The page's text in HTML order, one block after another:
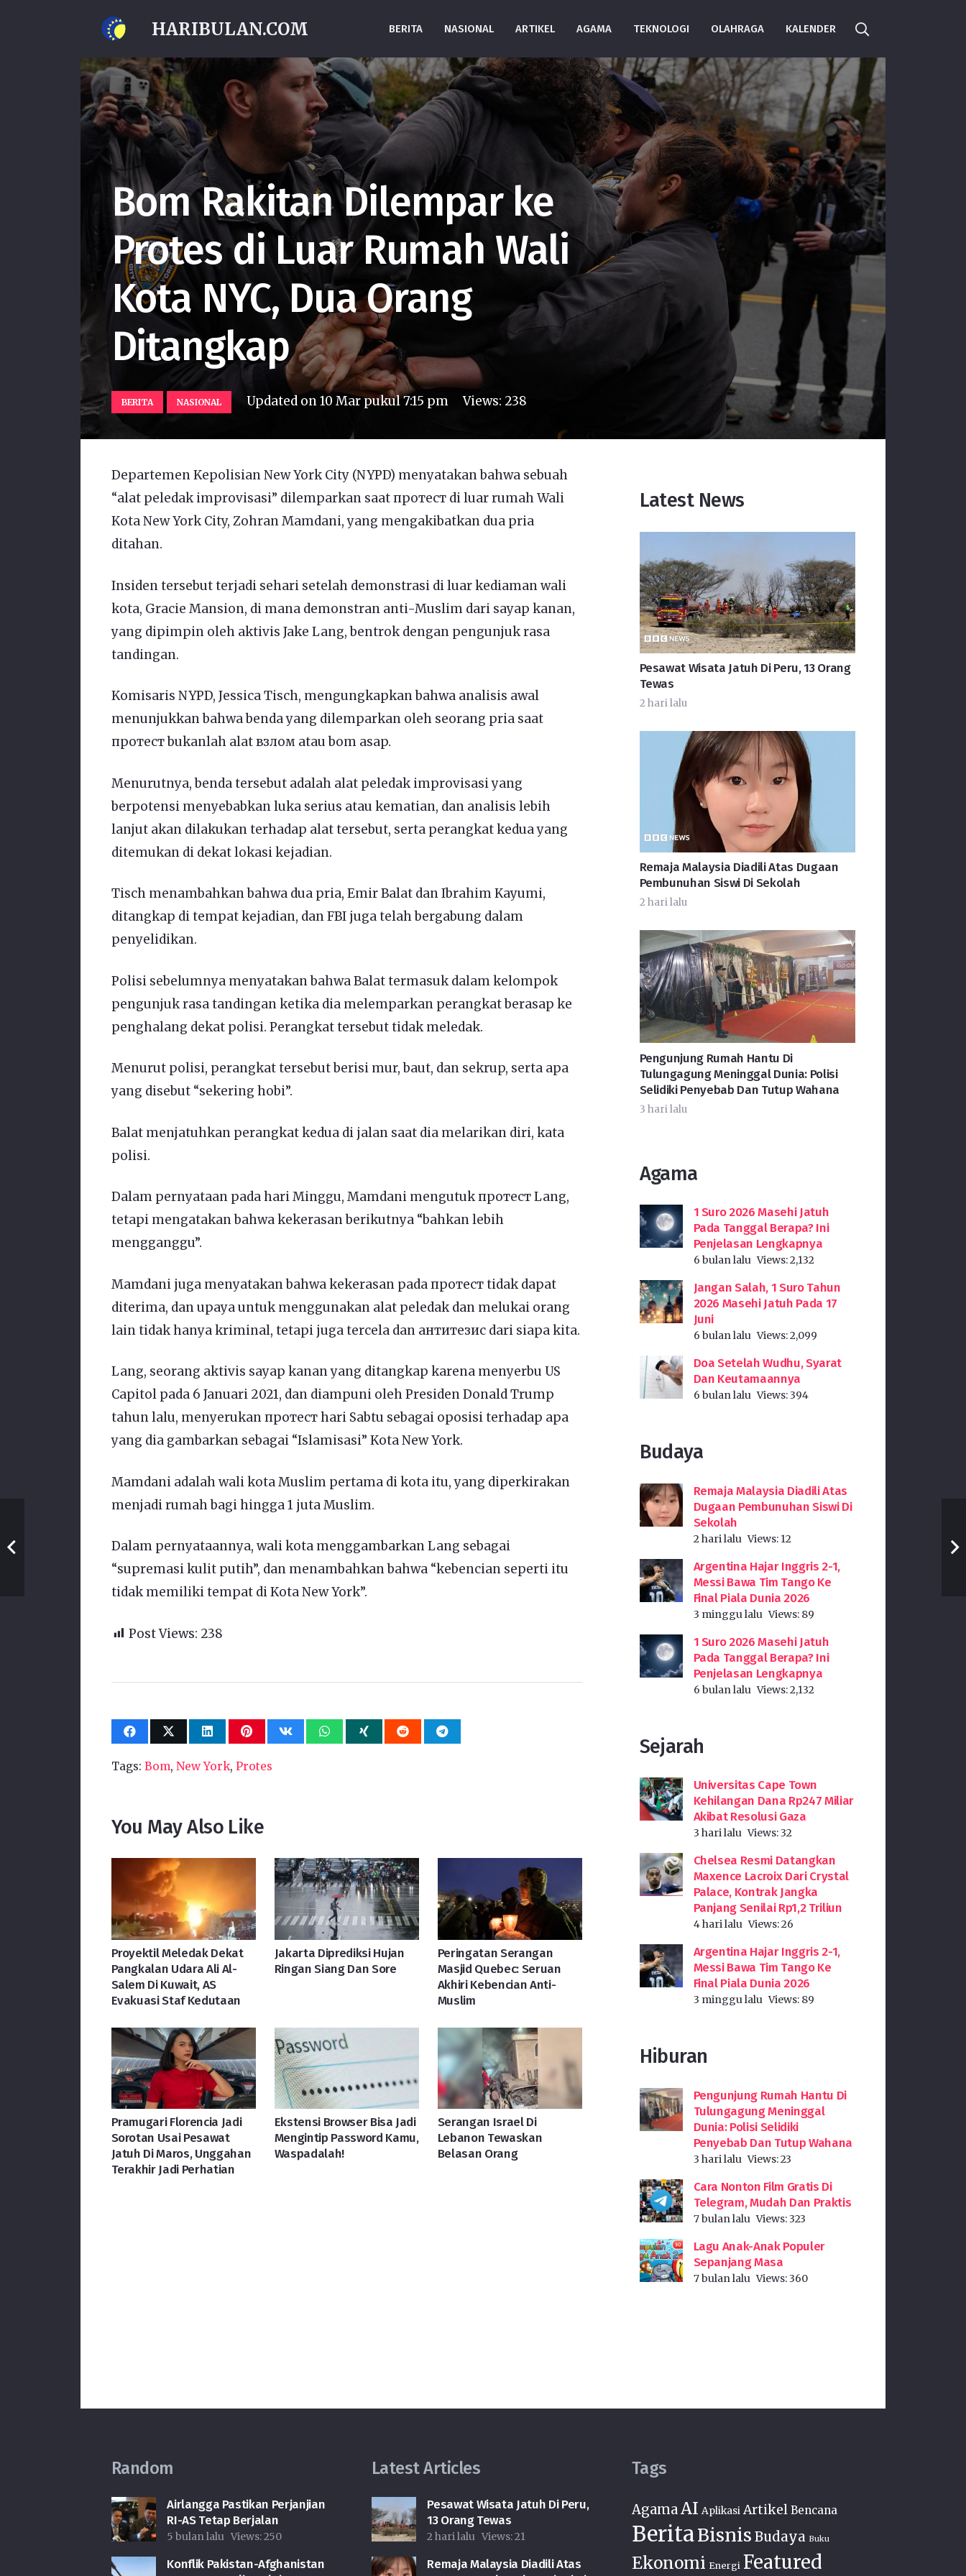
HARIBULAN.COM BERITA NASIONAL ARTIKEL AGAMA TEKNOLOGI OLAHRAGA KALENDER
Bom Rakitan Dilempar ke
Protes di Luar Rumah Wali
Kota NYC, Dua Orang
Ditangkap
BERITA NASIONAL Updated on10 Mar pukul 7:15 pm Views: 238
Departemen Kepolisian New York City (NYPD) menyatakan bahwa sebuah
“alat peledak improvisasi” dilemparkan saat протест di luar rumah Wali
Kota New York City, Zohran Mamdani, yang mengakibatkan dua pria
ditahan.
Insiden tersebut terjadi sehari setelah demonstrasi di luar kediaman wali
kota, Gracie Mansion, di mana demonstran anti-Muslim dari sayap kanan,
yang dipimpin oleh aktivis Jake Lang, bentrok dengan pengunjuk rasa
tandingan.
Komisaris NYPD, Jessica Tisch, mengungkapkan bahwa analisis awal
menunjukkan bahwa benda yang dilemparkan oleh seorang pria saat
протест bukanlah alat взлом atau bom asap.
Menurutnya, benda tersebut adalah alat peledak improvisasi yang
berpotensi menyebabkan luka serius atau kematian, dan analisis lebih
lanjut akan dilakukan terhadap alat tersebut, serta perangkat kedua yang
ditemukan di dekat lokasi kejadian.
Tisch menambahkan bahwa dua pria, Emir Balat dan Ibrahim Kayumi,
ditangkap di tempat kejadian, dan FBI juga telah bergabung dalam
penyelidikan.
Polisi sebelumnya menyatakan bahwa Balat termasuk dalam kelompok
pengunjuk rasa tandingan ketika dia melemparkan perangkat berasap ke
penghalang dekat polisi. Perangkat tersebut tidak meledak.
Menurut polisi, perangkat tersebut berisi mur, baut, dan sekrup, serta apa
yang disebut “sekering hobi”.
Balat menjatuhkan perangkat kedua di jalan saat dia melarikan diri, kata
polisi.
Dalam pernyataan pada hari Minggu, Mamdani mengutuk протест Lang,
tetapi mengatakan bahwa kekerasan berikutnya “bahkan lebih
mengganggu”.
Mamdani juga menyatakan bahwa kekerasan pada протест tidak dapat
diterima, dan upaya untuk menggunakan alat peledak dan melukai orang
lain tidak hanya kriminal, tetapi juga tercela dan антитезис dari siapa kita.
Lang, seorang aktivis sayap kanan yang ditangkap karena menyerbu US
Capitol pada 6 Januari 2021, dan diampuni oleh Presiden Donald Trump
tahun lalu, menyerukan протест hari Sabtu sebagai oposisi terhadap apa
yang dia gambarkan sebagai “Islamisasi” Kota New York.
Mamdani adalah wali kota Muslim pertama di kota itu, yang diperkirakan
menjadi rumah bagi hingga 1 juta Muslim.
Dalam pernyataannya, wali kota menggambarkan Lang sebagai
“supremasi kulit putih”, dan menambahkan bahwa “kebencian seperti itu
tidak memiliki tempat di Kota New York”.
Post Views: 238
Tags: Bom, New York, Protes
You May Also Like
Proyektil Meledak Dekat
Pangkalan Udara Ali Al-
Salem Di Kuwait, AS
Evakuasi Staf Kedutaan
Jakarta Diprediksi Hujan
Ringan Siang Dan Sore
Peringatan Serangan
Masjid Quebec: Seruan
Akhiri Kebencian Anti-
Muslim
Pramugari Florencia Jadi
Sorotan Usai Pesawat
Jatuh Di Maros, Unggahan
Terakhir Jadi Perhatian
Ekstensi Browser Bisa Jadi
Mengintip Password Kamu,
Waspadalah!
Serangan Israel Di
Lebanon Tewaskan
Belasan Orang
Latest News
Pesawat Wisata Jatuh Di Peru, 13 Orang
Tewas
2 hari lalu
Remaja Malaysia Diadili Atas Dugaan
Pembunuhan Siswi Di Sekolah
2 hari lalu
Pengunjung Rumah Hantu Di
Tulungagung Meninggal Dunia: Polisi
Selidiki Penyebab Dan Tutup Wahana
3 hari lalu
Agama
1 Suro 2026 Masehi Jatuh
Pada Tanggal Berapa? Ini
Penjelasan Lengkapnya
6 bulan lalu Views:2,132
Jangan Salah, 1 Suro Tahun
2026 Masehi Jatuh Pada 17
Juni
6 bulan lalu Views:2,099
Doa Setelah Wudhu, Syarat
Dan Keutamaannya
6 bulan lalu Views:394
Budaya
Remaja Malaysia Diadili Atas
Dugaan Pembunuhan Siswi Di
Sekolah
2 hari lalu Views: 12
Argentina Hajar Inggris 2-1,
Messi Bawa Tim Tango Ke
Final Piala Dunia 2026
3 minggu lalu Views: 89
1 Suro 2026 Masehi Jatuh
Pada Tanggal Berapa? Ini
Penjelasan Lengkapnya
6 bulan lalu Views:2,132
Sejarah
Universitas Cape Town
Kehilangan Dana Rp247 Miliar
Akibat Resolusi Gaza
3 hari lalu Views:32
Chelsea Resmi Datangkan
Maxence Lacroix Dari Crystal
Palace, Kontrak Jangka
Panjang Senilai Rp1,2 Triliun
4 hari lalu Views:26
Argentina Hajar Inggris 2-1,
Messi Bawa Tim Tango Ke
Final Piala Dunia 2026
3 minggu lalu Views: 89
Hiburan
Pengunjung Rumah Hantu Di
Tulungagung Meninggal
Dunia: Polisi Selidiki
Penyebab Dan Tutup Wahana
3 hari lalu Views:23
Cara Nonton Film Gratis Di
Telegram, Mudah Dan Praktis
7 bulan lalu Views:323
Lagu Anak-Anak Populer
Sepanjang Masa
7 bulan lalu Views:360
Random
Airlangga Pastikan Perjanjian
RI-AS Tetap Berjalan
5 bulan lalu Views:250
Konflik Pakistan-Afghanistan
Latest Articles
Pesawat Wisata Jatuh Di Peru,
13 Orang Tewas
2 hari lalu Views:21
Remaja Malaysia Diadili Atas
Tags
AgamaAI Aplikasi Artikel Bencana
BeritaBisnis Budaya Buku
Ekonomi Energi Featured